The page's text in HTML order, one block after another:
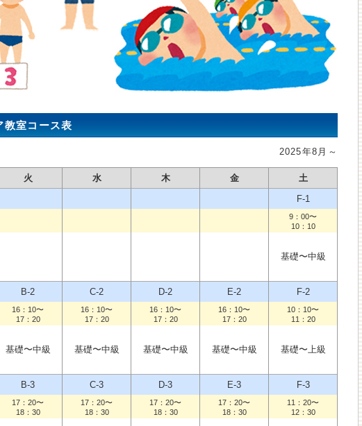
教室コース表
2025年8月～
火 水 木 金 土
F-1
9：00〜
10：10
基礎〜中級
B-2 C-2 D-2 E-2 F-2
16：10〜
17：20
16：10〜
17：20
16：10〜
17：20
16：10〜
17：20
10：10〜
11：20
基礎〜中級 基礎〜中級 基礎〜中級 基礎〜中級 基礎〜上級
B-3 C-3 D-3 E-3 F-3
17：20〜
18：30
17：20〜
18：30
17：20〜
18：30
17：20〜
18：30
11：20〜
12：30